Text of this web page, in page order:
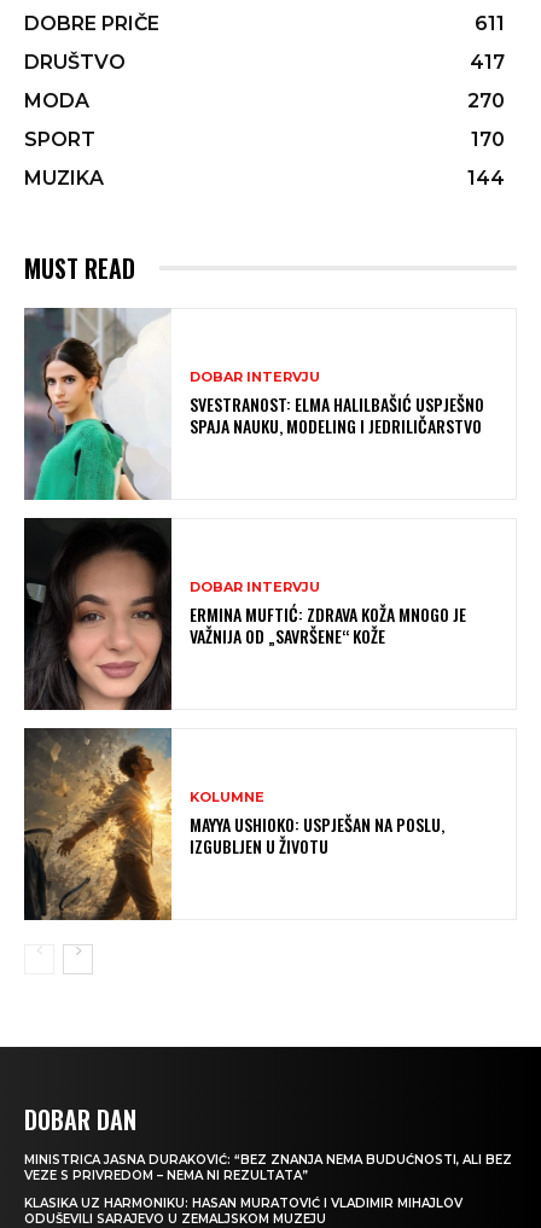
DOBRE PRIČE
611
DRUŠTVO
417
MODA
270
SPORT
170
MUZIKA
144
MUST READ
DOBAR INTERVJU
SVESTRANOST: ELMA HALILBAŠIĆ USPJEŠNO
SPAJA NAUKU, MODELING I JEDRILIČARSTVO
DOBAR INTERVJU
ERMINA MUFTIĆ: ZDRAVA KOŽA MNOGO JE
VAŽNIJA OD „SAVRŠENE“ KOŽE
KOLUMNE
MAYYA USHIOKO: USPJEŠAN NA POSLU,
IZGUBLJEN U ŽIVOTU
DOBAR DAN
MINISTRICA JASNA DURAKOVIĆ: “BEZ ZNANJA NEMA BUDUĆNOSTI, ALI BEZ
VEZE S PRIVREDOM – NEMA NI REZULTATA”
KLASIKA UZ HARMONIKU: HASAN MURATOVIĆ I VLADIMIR MIHAJLOV
ODUŠEVILI SARAJEVO U ZEMALJSKOM MUZEJU